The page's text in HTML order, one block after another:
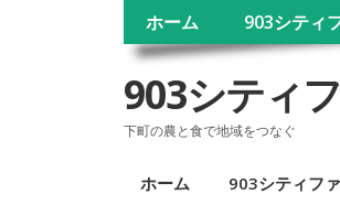
ホーム 903シティ
903シティ
下町の農と食で地域をつなぐ
ホーム 903シティフ